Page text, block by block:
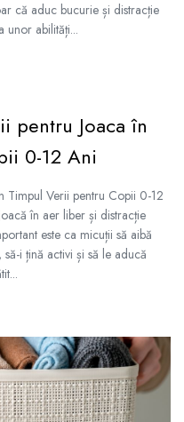
că aduc bucurie și distracție
unor abilități...
pentru Joaca în
0-12 Ani
Timpul Verii pentru Copii 0-12
în aer liber și distracție
este ca micuții să aibă
i țină activi și să le aducă